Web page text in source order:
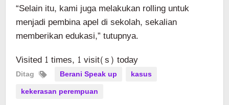
“Selain itu, kami juga melakukan rolling untuk
menjadi pembina apel di sekolah, sekalian
memberikan edukasi,” tutupnya.
Visited 1 times, 1 visit(s) today
Ditag Berani Speak up
kasus
kekerasan perempuan